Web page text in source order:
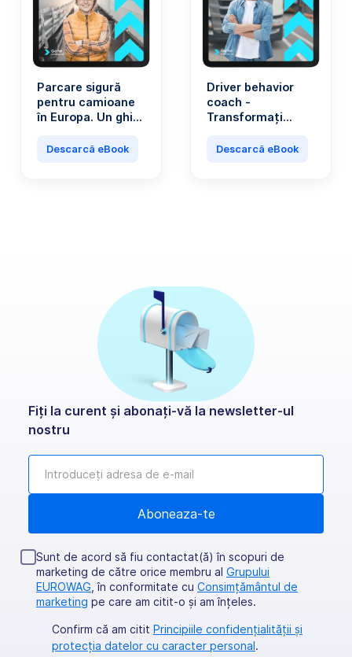
Parcare sigură
pentru camioane
în Europa. Un ghid
profesioniștii din
Descarcă eBook
Driver behavior
coach -
Transformați
într-un mecanism
Descarcă eBook
Fiți la curent și abonați-vă la newsletter-ul
nostru
Sunt de acord să fiu contactat(ă) în scopuri de
marketing de către orice membru al Grupului
EUROWAG , în conformitate cu Consimțământul de
marketing pe care am citit-o şi am înţeles.
Confirm că am citit Principiile confidențialității și
protecția datelor cu caracter personal.